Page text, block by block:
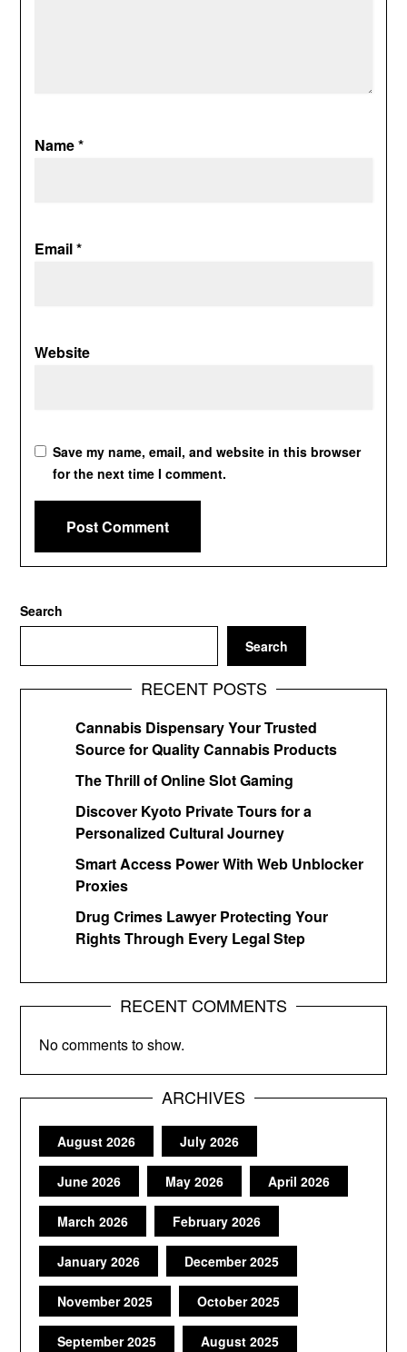
Name*
Email*
Website
Save my name, email, and website in this browser
for the next time I comment.
Search
Search
RECENT POSTS
Cannabis Dispensary Your Trusted
Source for Quality Cannabis Products
The Thrill of Online Slot Gaming
Discover Kyoto Private Tours for a
Personalized Cultural Journey
Smart Access Power With Web Unblocker
Proxies
Drug Crimes Lawyer Protecting Your
Rights Through Every Legal Step
RECENT COMMENTS
No comments to show.
ARCHIVES
August 2026 July 2026
June 2026 May 2026 April 2026
March 2026 February 2026
January 2026 December 2025
November 2025 October 2025
September 2025 August 2025